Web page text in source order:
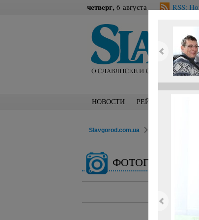
четверг, 6 августа RSS:
НОВОСТИ РЕЙТИНГИ
Slavgorod.com.ua
ФОТОГАЛЕРЕЯ